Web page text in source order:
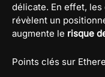
délicate. En effet, les
révèlent un
augmente le risque
Points clés sur